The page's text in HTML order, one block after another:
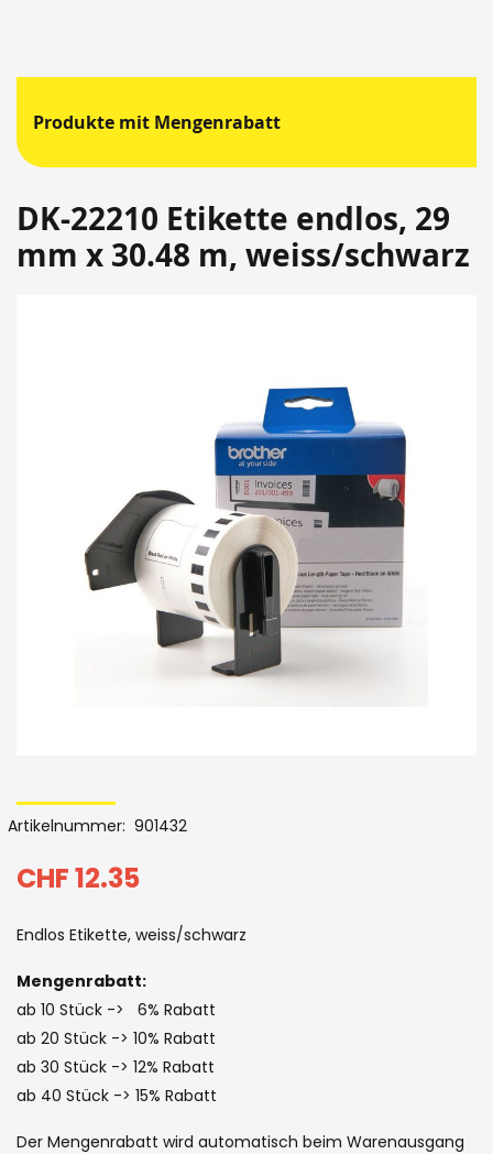
Produkte mit Mengenrabatt
DK-22210 Etikette endlos, 29
mm x 30.48 m, weiss/schwarz
Bildergalerie
to
the
beginning
of
the
images
gallery
CHF 12.35
Artikelnummer 901432
Endlos Etikette, weiss/schwarz
Mengenrabatt:
ab 10 Stück -> 6% Rabatt
ab 20 Stück -> 10% Rabatt
ab 30 Stück -> 12% Rabatt
ab 40 Stück -> 15% Rabatt
Der Mengenrabatt wird automatisch beim Warenausgang